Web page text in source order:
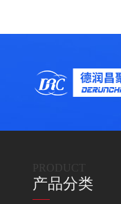
PRODUCT
产品分类